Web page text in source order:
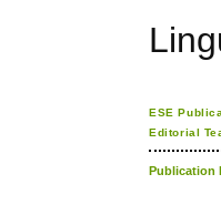
ESE
Editorial
Publication